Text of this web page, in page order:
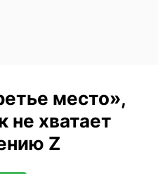
место»,
не хватает
Z